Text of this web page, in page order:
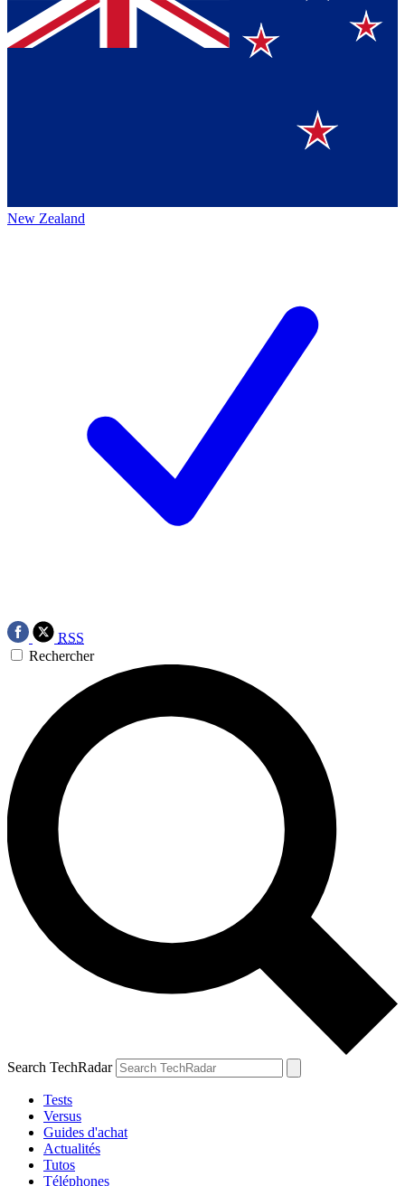
New Zealand
RSS
Rechercher
Search TechRadar
Tests
Versus
Guides d'achat
Actualités
Tutos
Téléphones